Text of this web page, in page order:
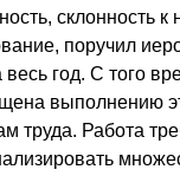
склонность к
поручил
год. С того
выполнению
труда. Работа